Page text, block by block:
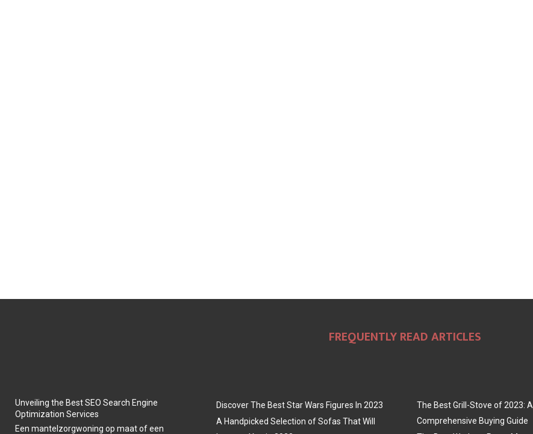
FREQUENTLY READ ARTICLES
Unveiling the Best SEO Search Engine
Optimization Services
Een mantelzorgwoning op maat of een
Discover The Best Star Wars Figures In 2023
A Handpicked Selection of Sofas That Will
The Best Grill-Stove of 2023: A
Comprehensive Buying Guide